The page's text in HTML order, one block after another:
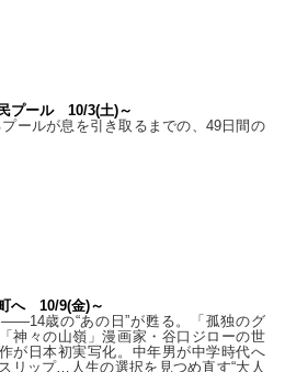
プール 10/3(土)～
プールが息を引き取るまでの、49日間の
へ 10/9(金)～
――14歳の“あの日”が甦る。「孤独のグ
神々の山嶺」漫画家・谷口ジローの世
が日本初実写化。中年男が中学時代へ
リップ…人生の選択を見つめ直す“大人